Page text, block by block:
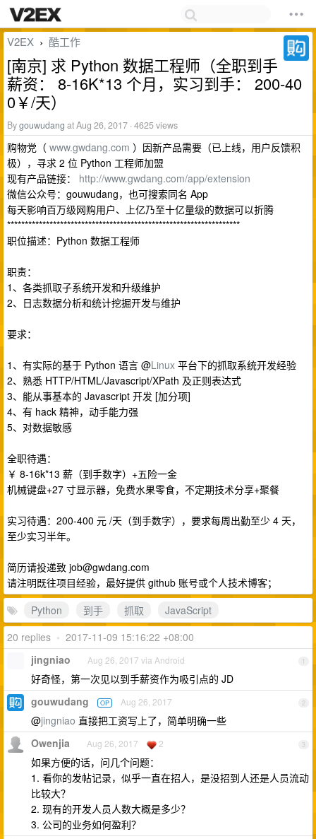
V2EX › 酷工作
[南京] 求 Python 数据工程师（全职到手
薪资： 8-16K*13 个月，实习到手： 200-40
0￥/天）
Bygouwudang at Aug 26, 2017 · 4625 views
购物党（ www.gwdang.com ）因新产品需要（已上线，用户反馈积
极），寻求 2 位 Python 工程师加盟
现有产品链接： http://www.gwdang.com/app/extension
微信公众号：gouwudang，也可搜索同名 App
每天影响百万级网购用户、上亿乃至十亿量级的数据可以折腾
******************************************************************
职位描述：Python 数据工程师
职责：
1、各类抓取子系统开发和升级维护
2、日志数据分析和统计挖掘开发与维护
要求：
1、有实际的基于 Python 语言 @Linux 平台下的抓取系统开发经验
2、熟悉 HTTP/HTML/Javascript/XPath 及正则表达式
3、能从事基本的 Javascript 开发 [加分项]
4、有 hack 精神，动手能力强
5、对数据敏感
全职待遇：
￥ 8-16k*13 薪（到手数字）+五险一金
机械键盘+27 寸显示器，免费水果零食，不定期技术分享+聚餐
实习待遇：200-400 元 /天（到手数字），要求每周出勤至少 4 天，
至少实习半年。
简历请投递致 job@gwdang.com
请注明既往项目经验，最好提供 github 账号或个人技术博客；
Python
到手 抓取
JavaScript
20 replies • 2017-11-09 15:16:22 +08:00
1
jingniao Aug 26, 2017 via Android
好奇怪，第一次见以到手薪资作为吸引点的 JD
2
gouwudang OP Aug 26, 2017
@jingniao 直接把工资写上了，简单明确一些
3
Owenjia Aug 26, 2017 2
如果方便的话，问几个问题：
1. 看你的发帖记录，似乎一直在招人，是没招到人还是人员流动
比较大？
2. 现有的开发人员人数大概是多少？
3. 公司的业务如何盈利？